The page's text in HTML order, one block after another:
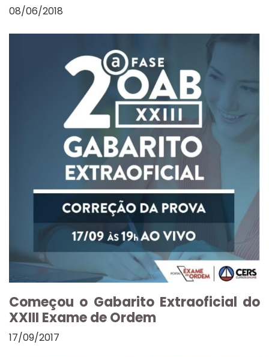
08/06/2018
Começou o Gabarito Extraoficial do
XXIII Exame de Ordem
17/09/2017